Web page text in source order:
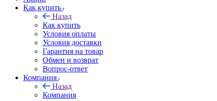
Как купить
Назад
Как купить
Условия оплаты
Условия доставки
Гарантия на товар
Обмен и возврат
Вопрос-ответ
Компания
Назад
Компания